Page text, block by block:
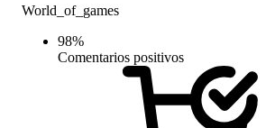
World_of_games
98%
Comentarios positivos